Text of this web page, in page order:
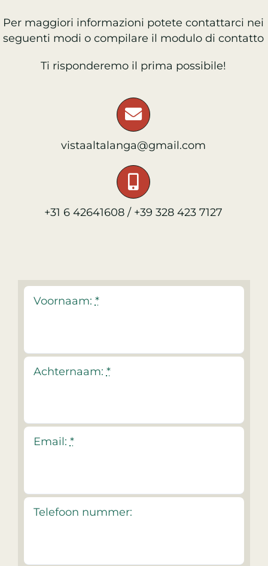
Per maggiori informazioni potete contattarci nei
seguenti modi o compilare il modulo di contatto
Ti risponderemo il prima possibile!
vistaaltalanga@gmail.com
+31 6 42641608 / +39 328 423 7127
Voornaam: *
Achternaam: *
Email: *
Telefoon nummer: